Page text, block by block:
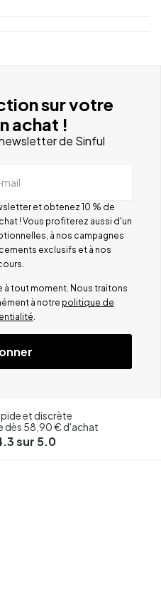
sur votre
achat !
de Sinful
et obtenez 10 % de
! Vous profiterez aussi d'un
à nos campagnes
exclusifs et à nos
à tout moment. Nous traitons
à notre politique de
et discrète
dès 58,90 € d'achat
sur 5.0